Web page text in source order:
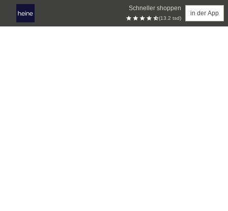
Schneller shoppen
(13.2 tsd)
in der App